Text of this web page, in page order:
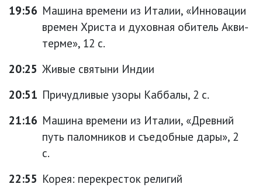
19:56 Машина времени из Италии, «Инновации
времен Христа и духовная обитель Акви-
терме», 12 с.
20:25 Живые святыни Индии
20:51 Причудливые узоры Каббалы, 2 с.
21:16 Машина времени из Италии, «Древний
путь паломников и съедобные дары», 2
с.
22:55 Корея: перекресток религий